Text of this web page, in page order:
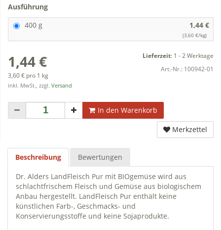
Ausführung
400 g
1,44 €
(3,60 €/kg)
1,44 €
3,60 € pro 1 kg
inkl. MwSt., zzgl. Versand
Lieferzeit: 1 - 2 Werktage
Art.-Nr.: 100942-01
In den Warenkorb
Merkzettel
Beschreibung Bewertungen
Dr. Alders LandFleisch Pur mit BIOgemüse wird aus
schlachtfrischem Fleisch und Gemüse aus biologischem
Anbau hergestellt. LandFleisch Pur enthält keine
künstlichen Farb-, Geschmacks- und
Konservierungsstoffe und keine Sojaprodukte.